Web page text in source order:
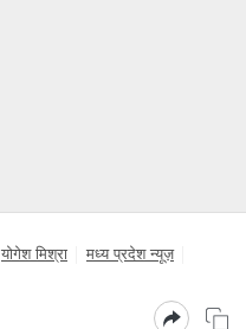
योगेश मिश्रा
मध्य प्रदेश न्यूज़